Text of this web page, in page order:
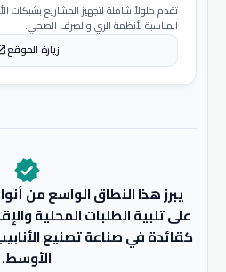
تقدم حلولاً شاملة لتجهيز المشاريع بشبكات
المناسبة لأنظمة الري والصرف الصحي.
زيارة الموقع
verified
يبرز هذا النطاق الواسع من
على تلبية الطلبات المحلية
كقائدة في صناعة تصنيع
الأوسط.